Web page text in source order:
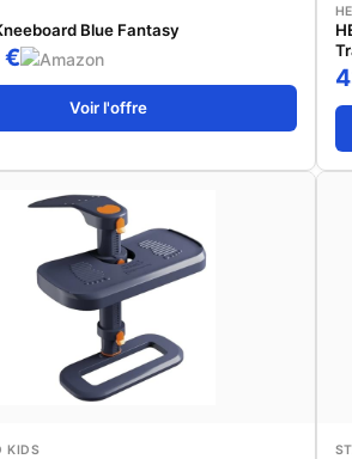
Blue Fantasy
€
Voir l'offre
KIDS